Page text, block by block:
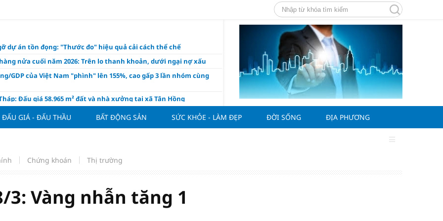
dự án tồn đọng: "Thước đo" hiệu quả cải cách thể chế
nửa cuối năm 2026: Trên lo thanh khoản, dưới ngại nợ xấu
GDP của Việt Nam "phình" lên 155%, cao gấp 3 lần nhóm cùng
Đấu giá 58.965 m² đất và nhà xưởng tại xã Tân Hồng
Đình Bắc tỏa sáng với cú đúp giúp tuyển Việt Nam hạ Campuchia
Cup 2026
của nước chanh gừng
nay, xem tử vi 12 con giáp hôm nay ngày 8/8/2026: Tuổi Mão kinh
thuận lợi
ĐẤU GIÁ - ĐẤU THẦU BẤT ĐỘNG SẢN SỨC KHỎE - LÀM ĐẸP ĐỜI SỐNG ĐỊA PHƯƠNG
Chứng khoán Thị trường
3: Vàng nhẫn tăng 1